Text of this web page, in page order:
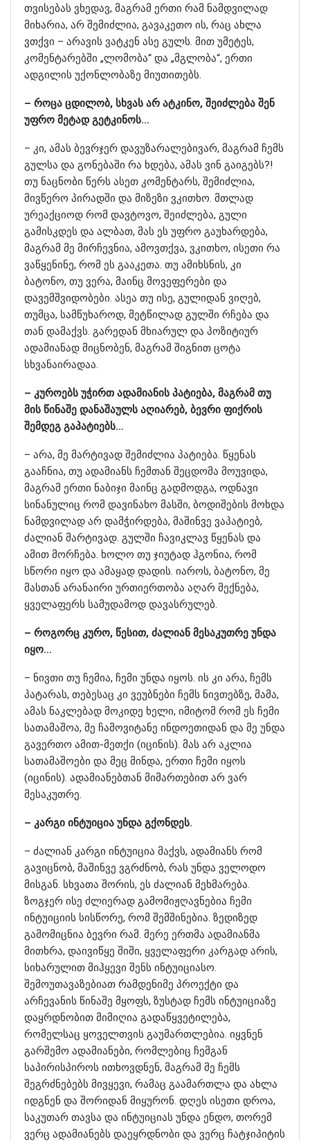
თვისებას ვხედავ, მაგრამ ერთი რამ ნამდვილად
მიხარია, არ შემიძლია, გავაკეთო ის, რაც ახლა
ვთქვი – არავის ვატკენ ასე გულს. მით უმეტეს,
კომენტარებში „ლომობა“ და „მგლობა“, ერთი
ადგილის უქონლობაზე მიუთითებს.
– როცა ცდილობ, სხვას არ ატკინო, შეიძლება შენ
უფრო მეტად გეტკინოს…
– კი, ამას ბევრჯერ დავუზარალებივარ, მაგრამ ჩემს
გულსა და გონებაში რა ხდება, ამას ვინ გაიგებს?!
თუ ნაცნობი წერს ასეთ კომენტარს, შემიძლია,
მივწერო პირადში და მიზეზი ვკითხო. მთლად
ურეაქციოდ რომ დავტოვო, შეიძლება, გული
გამისკდეს და ალბათ, მას ეს უფრო გაუხარდება,
მაგრამ მე მირჩევნია, ამოვთქვა, ვკითხო, ისეთი რა
ვაწყენინე, რომ ეს გააკეთა. თუ ამიხსნის, კი
ბატონო, თუ ვერა, მაინც მოვეფერები და
დავემშვიდობები. ასეა თუ ისე, გულიდან ვიღებ,
თუმცა, სამწუხაროდ, მეტწილად გულში რჩება და
თან დამაქვს. გარედან მხიარულ და პოზიტიურ
ადამიანად მიცნობენ, მაგრამ შიგნით ცოტა
სხვანაირადაა.
– კუროებს უჭირთ ადამიანის პატიება, მაგრამ თუ
მის წინაშე დანაშაულს აღიარებ, ბევრი ფიქრის
შემდეგ გაპატიებს…
– არა, მე მარტივად შემიძლია პატიება. წყენას
გააჩნია, თუ ადამიანს ჩემთან შეცდომა მოუვიდა,
მაგრამ ერთი ნაბიჯი მაინც გადმოდგა, ოდნავი
სინანულიც რომ დავინახო მასში, ბოდიშების მოხდა
ნამდვილად არ დამჭირდება, მაშინვე ვაპატიებ,
ძალიან მარტივად. გულში ჩავიკლავ წყენას და
ამით მორჩება. ხოლო თუ ჯიუტად ჰგონია, რომ
სწორი იყო და ამაყად დადის. იაროს, ბატონო, მე
მასთან არანაირი ურთიერთობა აღარ მექნება,
ყველაფერს სამუდამოდ დავასრულებ.
– როგორც კურო, წესით, ძალიან მესაკუთრე უნდა
იყო…
– ნივთი თუ ჩემია, ჩემი უნდა იყოს. ის კი არა, ჩემს
პატარას, თებესაც კი ვეუბნები ჩემს ნივთებზე, მამა,
ამას ნაკლებად მოკიდე ხელი, იმიტომ რომ ეს ჩემი
სათამაშოა, მე ჩამოვიტანე ინდოეთიდან და მე უნდა
გავერთო ამით-მეთქი (იცინის). მას არ აკლია
სათამაშოები და მეც მინდა, ერთი ჩემი იყოს
(იცინის). ადამიანებთან მიმართებით არ ვარ
მესაკუთრე.
– კარგი ინტუიცია უნდა გქონდეს.
– ძალიან კარგი ინტუიცია მაქვს, ადამიანს რომ
გავიცნობ, მაშინვე ვგრძნობ, რას უნდა ველოდო
მისგან. სხვათა შორის, ეს ძალიან მეხმარება.
ზოგჯერ ისე ძლიერად გამომიჟღავნებია ჩემი
ინტუიციის სისწორე, რომ შემშინებია. ზედიზედ
გამომიცნია ბევრი რამ. მერე ერთმა ადამიანმა
მითხრა, დაივიწყე შიში, ყველაფერი კარგად არის,
სიხარულით მიჰყევი შენს ინტუიციასო.
შემოუთავაზებიათ რამდენიმე პროექტი და
არჩევანის წინაშე მყოფს, ზუსტად ჩემს ინტუიციაზე
დაყრდნობით მიმიღია გადაწყვეტილება,
რომელსაც ყოველთვის გაუმართლებია. იყვნენ
გარშემო ადამიანები, რომლებიც ჩემგან
საპირისპიროს ითხოვდნენ, მაგრამ მე ჩემს
შეგრძნებებს მივყევი, რამაც გაამართლა და ახლა
იდგნენ და შორიდან მიყურონ. დღეს ისეთი დროა,
საკუთარ თავსა და ინტუიციას უნდა ენდო, თორემ
ვერც ადამიანებს დაეყრდნობი და ვერც ჩატჯიპიტის